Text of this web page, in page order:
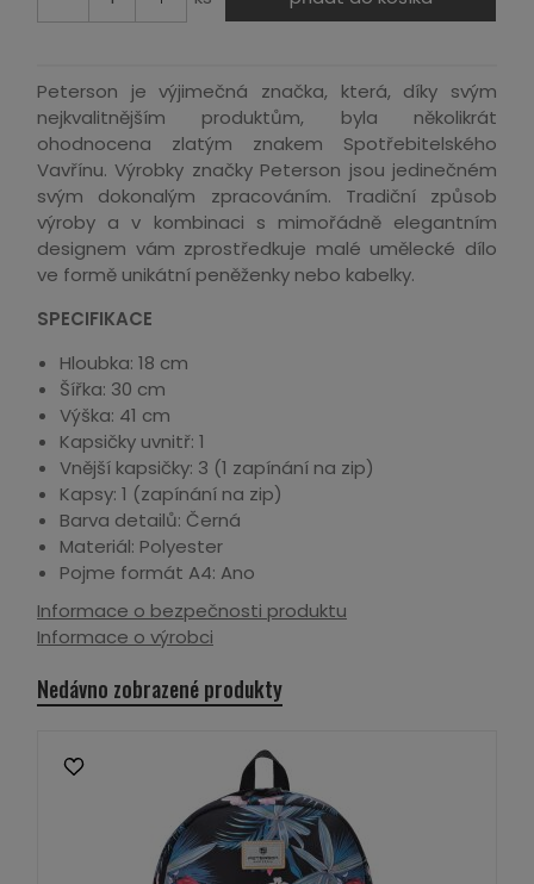
Peterson je výjimečná značka, která, díky svým
nejkvalitnějším produktům, byla několikrát
ohodnocena zlatým znakem Spotřebitelského
Vavřínu. Výrobky značky Peterson jsou jedinečném
svým dokonalým zpracováním. Tradiční způsob
výroby a v kombinaci s mimořádně elegantním
designem vám zprostředkuje malé umělecké dílo
ve formě unikátní peněženky nebo kabelky.
SPECIFIKACE
Hloubka: 18 cm
Šířka: 30 cm
Výška: 41 cm
Kapsičky uvnitř: 1
Vnější kapsičky: 3 (1 zapínání na zip)
Kapsy: 1 (zapínání na zip)
Barva detailů: Černá
Materiál: Polyester
Pojme formát A4: Ano
Informace o bezpečnosti produktu
Informace o výrobci
Nedávno zobrazené produkty